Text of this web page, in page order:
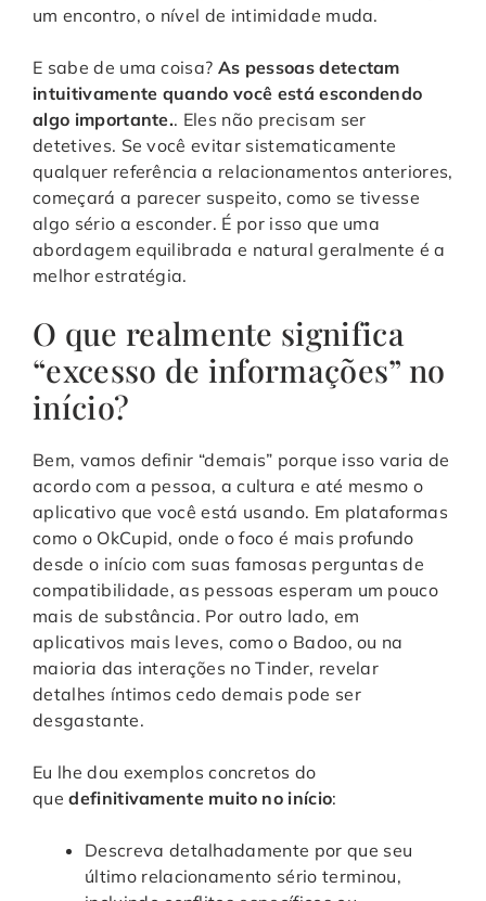
um encontro, o nível de intimidade muda.
E sabe de uma coisa? As pessoas detectam
intuitivamente quando você está escondendo
algo importante.. Eles não precisam ser
detetives. Se você evitar sistematicamente
qualquer referência a relacionamentos anteriores,
começará a parecer suspeito, como se tivesse
algo sério a esconder. É por isso que uma
abordagem equilibrada e natural geralmente é a
melhor estratégia.
O que realmente significa
“excesso de informações” no
início?
Bem, vamos definir “demais” porque isso varia de
acordo com a pessoa, a cultura e até mesmo o
aplicativo que você está usando. Em plataformas
como o OkCupid, onde o foco é mais profundo
desde o início com suas famosas perguntas de
compatibilidade, as pessoas esperam um pouco
mais de substância. Por outro lado, em
aplicativos mais leves, como o Badoo, ou na
maioria das interações no Tinder, revelar
detalhes íntimos cedo demais pode ser
desgastante.
Eu lhe dou exemplos concretos do
quedefinitivamente muito no início:
Descreva detalhadamente por que seu
último relacionamento sério terminou,